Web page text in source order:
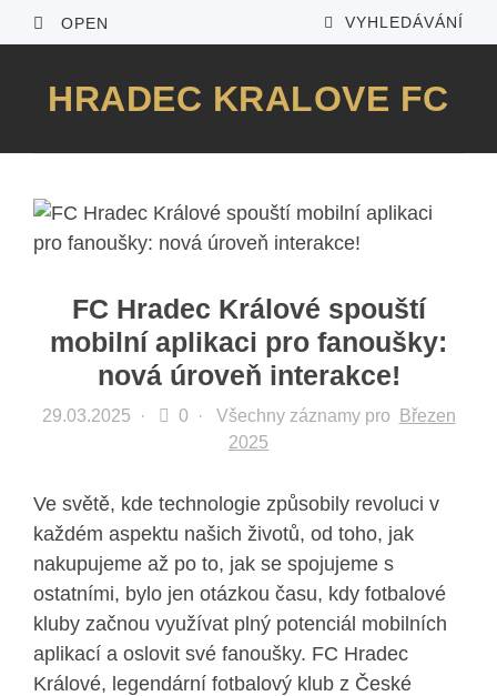
OPEN VYHLEDÁVÁNÍ
HRADEC KRALOVE FC
FC Hradec Králové spouští
mobilní aplikaci pro fanoušky:
nová úroveň interakce!
29.03.2025 · 0 · Všechny záznamy pro
Březen
2025
Ve světě, kde technologie způsobily revoluci v
každém aspektu našich životů, od toho, jak
nakupujeme až po to, jak se spojujeme s
ostatními, bylo jen otázkou času, kdy fotbalové
kluby začnou využívat plný potenciál mobilních
aplikací a oslovit své fanoušky. FC Hradec
Králové, legendární fotbalový klub z České